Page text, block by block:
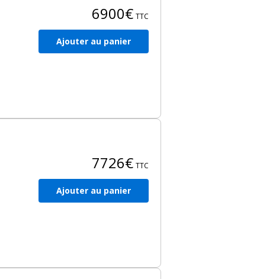
6900€ TTC
Ajouter au panier
7726€ TTC
Ajouter au panier